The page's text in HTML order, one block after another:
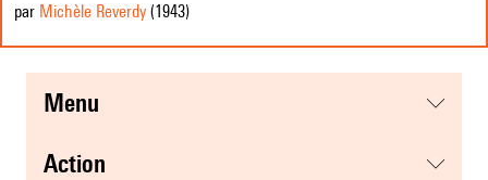
par Michèle Reverdy (1943)
menu
action